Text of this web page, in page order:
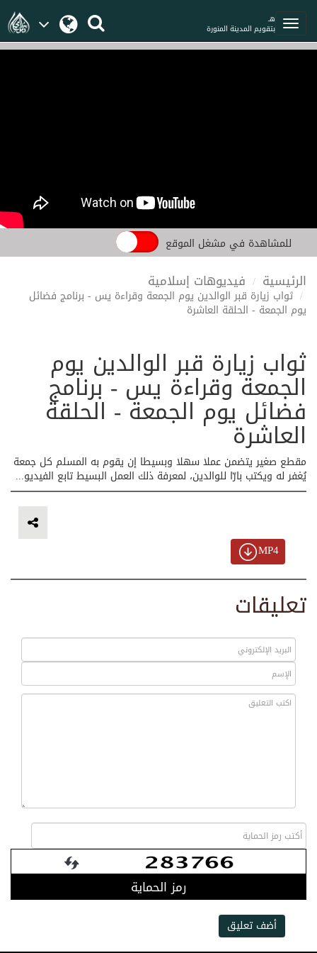
هـ
بتقويم المدينة المنورة
للمشاهدة في مشغل الموقع
الرئيسية فيديوهات إسلامية
ثواب زيارة قبر الوالدين يوم الجمعة وقراءة يس - برنامج فضائل
يوم الجمعة - الحلقة العاشرة
ثواب زيارة قبر الوالدين يوم
الجمعة وقراءة يس - برنامج
فضائل يوم الجمعة - الحلقة
العاشرة
مقطع صغير يتضمن عملا سهلا وبسيطا إن يقوم به المسلم كل جمعة
يُغفر له ويكتب بارّا للوالدين، لمعرفة ذلك العمل البسيط تابع الفيديو...
MP4
تعليقات
رمز الحماية
أضف تعليق